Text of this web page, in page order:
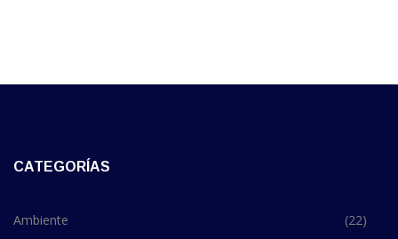
CATEGORÍAS
Ambiente
(22)